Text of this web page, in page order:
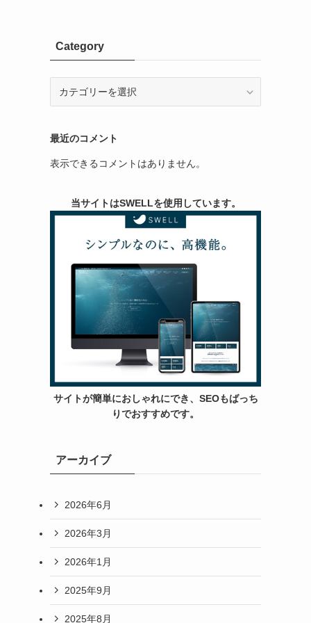
Category
最近のコメント
表示できるコメントはありません。
当サイトはSWELLを使用しています。
サイトが簡単におしゃれにでき、SEOもばっち
りでおすすめです。
アーカイブ
2026年6月
2026年3月
2026年1月
2025年9月
2025年8月